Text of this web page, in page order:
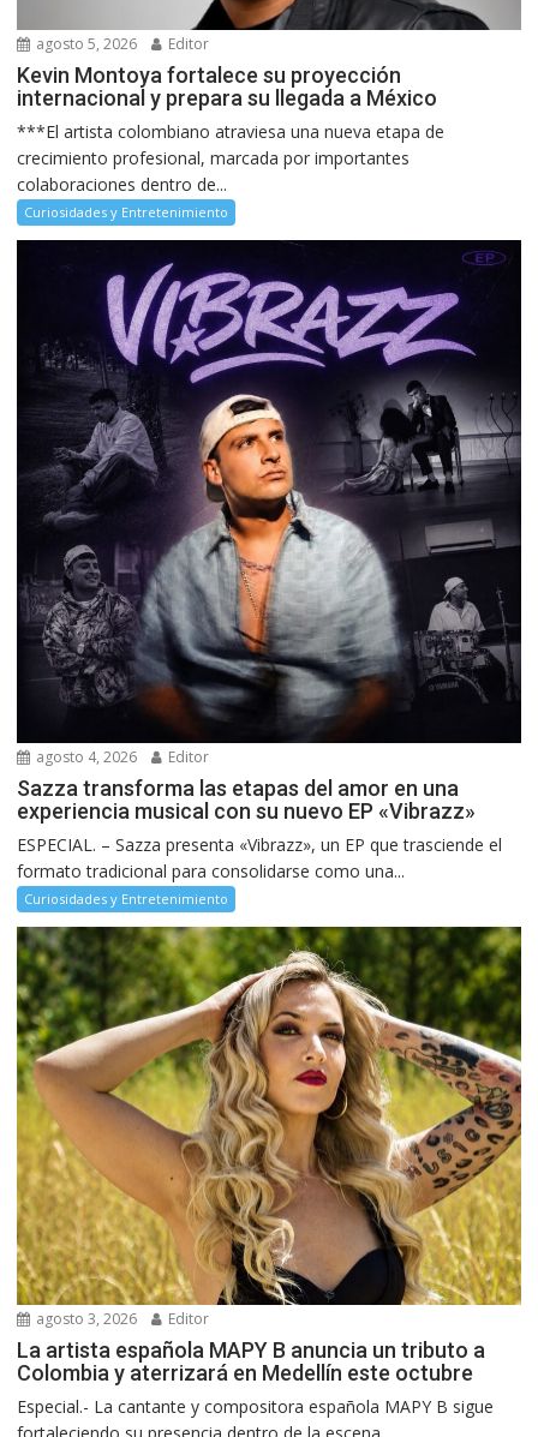
agosto 5, 2026 Editor
Kevin Montoya fortalece su proyección
internacional y prepara su llegada a México
***El artista colombiano atraviesa una nueva etapa de
crecimiento profesional, marcada por importantes
colaboraciones dentro de...
Curiosidades y Entretenimiento
agosto 4, 2026 Editor
Sazza transforma las etapas del amor en una
experiencia musical con su nuevo EP «Vibrazz»
ESPECIAL. – Sazza presenta «Vibrazz», un EP que trasciende el
formato tradicional para consolidarse como una...
Curiosidades y Entretenimiento
agosto 3, 2026 Editor
La artista española MAPY B anuncia un tributo a
Colombia y aterrizará en Medellín este octubre
Especial.- La cantante y compositora española MAPY B sigue